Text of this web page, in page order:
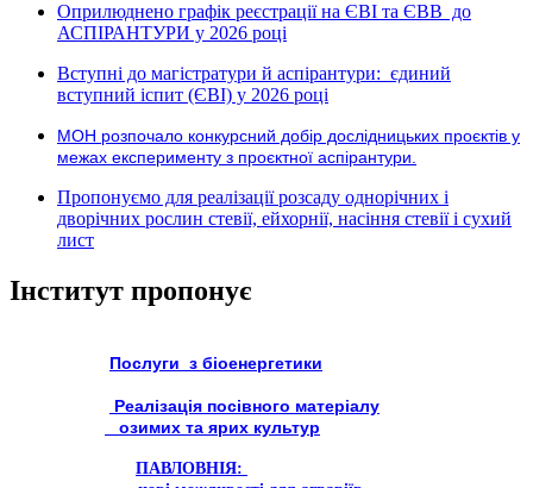
Оприлюднено графік реєстрації на ЄВІ та ЄВВ до
АСПІРАНТУРИ у 2026 році
Вступні до магістратури й аспірантури: єдиний
вступний іспит (ЄВІ) у 2026 році
МОН розпочало конкурсний добір дослідницьких проєктів у
межах експерименту з проєктної аспірантури.
Пропонуємо для реалізації розсаду однорічних і
дворічних рослин стевії, ейхорнії, насіння стевії і сухий
лист
Інститут пропонує
Послуги з біоенергетики
Реалізація посівного матеріалу
озимих та ярих культур
ПАВЛОВНІЯ: